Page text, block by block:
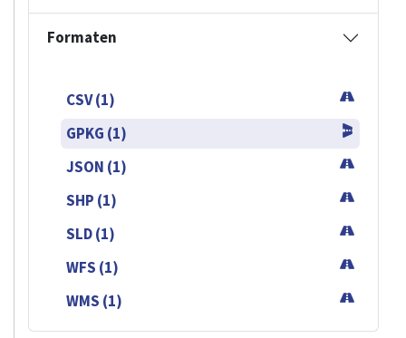
Formaten
CSV (1)
GPKG (1)
JSON (1)
SHP (1)
SLD (1)
WFS (1)
WMS (1)